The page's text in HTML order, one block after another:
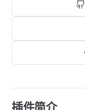
插件简介